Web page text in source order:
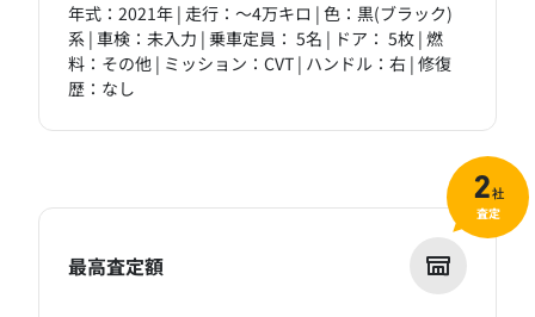
年式：2021年 | 走行：～4万キロ | 色：黒(ブラック)
系 | 車検：未入力 | 乗車定員： 5名 | ドア： 5枚 | 燃
料：その他 | ミッション：CVT | ハンドル：右 | 修復
歴：なし
最高査定額
2社
査定